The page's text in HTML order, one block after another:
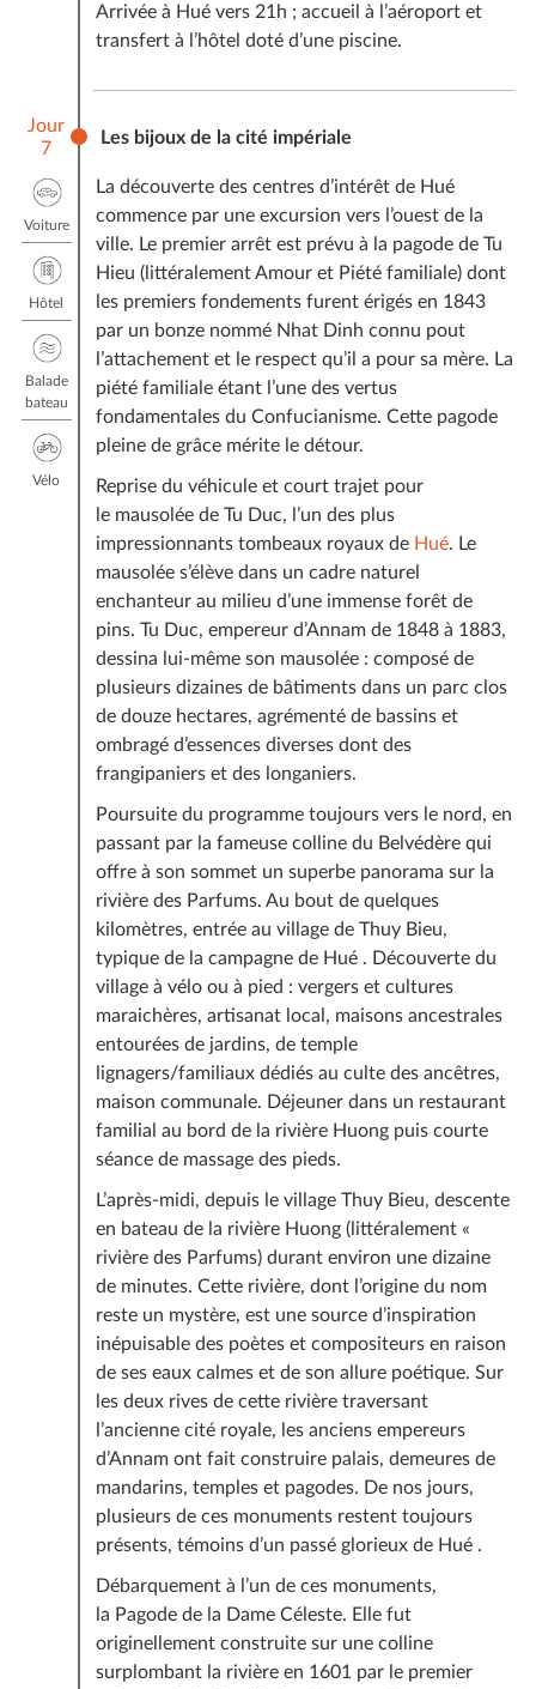
Arrivée à Hué vers 21h ; accueil à l’aéroport et
transfert à l’hôtel doté d’une piscine.
Jour
7
Les bijoux de la cité impériale
La découverte des centres d’intérêt de Hué
commence par une excursion vers l’ouest de la
ville. Le premier arrêt est prévu à la pagode de Tu
Hieu (littéralement Amour et Piété familiale) dont
les premiers fondements furent érigés en 1843
par un bonze nommé Nhat Dinh connu pout
l’attachement et le respect qu’il a pour sa mère. La
piété familiale étant l’une des vertus
fondamentales du Confucianisme. Cette pagode
pleine de grâce mérite le détour.
Reprise du véhicule et court trajet pour
le mausolée de Tu Duc, l’un des plus
impressionnants tombeaux royaux de Hué. Le
mausolée s’élève dans un cadre naturel
enchanteur au milieu d’une immense forêt de
pins. Tu Duc, empereur d’Annam de 1848 à 1883,
dessina lui-même son mausolée : composé de
plusieurs dizaines de bâtiments dans un parc clos
de douze hectares, agrémenté de bassins et
ombragé d’essences diverses dont des
frangipaniers et des longaniers.
Poursuite du programme toujours vers le nord, en
passant par la fameuse colline du Belvédère qui
offre à son sommet un superbe panorama sur la
rivière des Parfums. Au bout de quelques
kilomètres, entrée au village de Thuy Bieu,
typique de la campagne de Hué . Découverte du
village à vélo ou à pied : vergers et cultures
maraichères, artisanat local, maisons ancestrales
entourées de jardins, de temple
lignagers/familiaux dédiés au culte des ancêtres,
maison communale. Déjeuner dans un restaurant
familial au bord de la rivière Huong puis courte
séance de massage des pieds.
L’après-midi, depuis le village Thuy Bieu, descente
en bateau de la rivière Huong (littéralement «
rivière des Parfums) durant environ une dizaine
de minutes. Cette rivière, dont l’origine du nom
reste un mystère, est une source d’inspiration
inépuisable des poètes et compositeurs en raison
de ses eaux calmes et de son allure poétique. Sur
les deux rives de cette rivière traversant
l’ancienne cité royale, les anciens empereurs
d’Annam ont fait construire palais, demeures de
mandarins, temples et pagodes. De nos jours,
plusieurs de ces monuments restent toujours
présents, témoins d’un passé glorieux de Hué .
Débarquement à l’un de ces monuments,
la Pagode de la Dame Céleste. Elle fut
originellement construite sur une colline
surplombant la rivière en 1601 par le premier
Voiture
Hôtel
Balade
bateau
Vélo